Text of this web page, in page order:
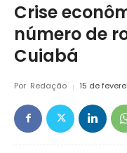
Crise
número de
Cuiabá
Por Redação 15 de